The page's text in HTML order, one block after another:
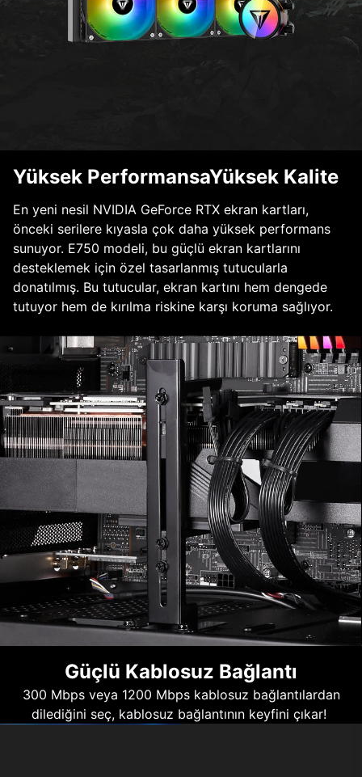
Yüksek PerformansaYüksek Kalite
En yeni nesil NVIDIA GeForce RTX ekran kartları,
önceki serilere kıyasla çok daha yüksek performans
sunuyor. E750 modeli, bu güçlü ekran kartlarını
desteklemek için özel tasarlanmış tutucularla
donatılmış. Bu tutucular, ekran kartını hem dengede
tutuyor hem de kırılma riskine karşı koruma sağlıyor.
Güçlü Kablosuz Bağlantı
300 Mbps veya 1200 Mbps kablosuz bağlantılardan
dilediğini seç, kablosuz bağlantının keyfini çıkar!